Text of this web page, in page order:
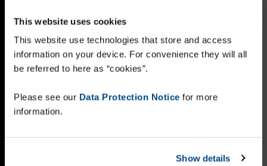
This website uses cookies
This website use technologies that store and access
information on your device. For convenience they will all
be referred to here as “cookies”.
Please see our Data Protection Notice for more
information.
Show details